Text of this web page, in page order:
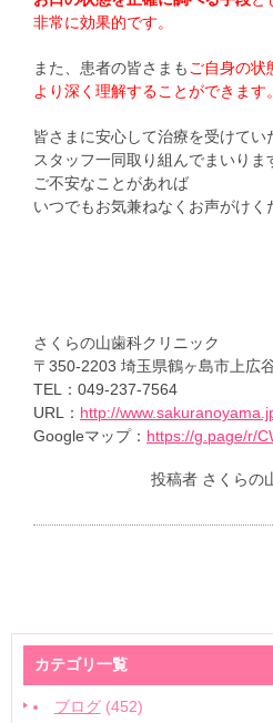
非常に効果的です。
また、患者の皆さまも ご自身の状
より深く理解することができます。
皆さまに安心して治療を受けてい
スタッフ一同取り組んでまいりま
ご不安なことがあれば
いつでもお気兼ねなくお声がけく
さくらの山歯科クリニック
〒350-2203 埼玉県鶴ヶ島市上広
TEL：049-237-7564
URL： http://
Googleマップ： https://g.page/r/
投稿者 さくらの
カテゴリ一覧
ブログ(452)